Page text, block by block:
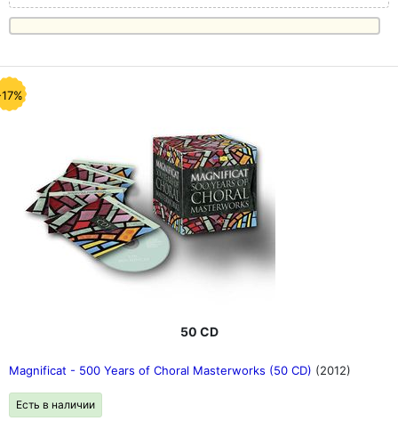
50 CD
Magnificat - 500 Years of Choral Masterworks (50 CD) (2012)
Есть в наличии